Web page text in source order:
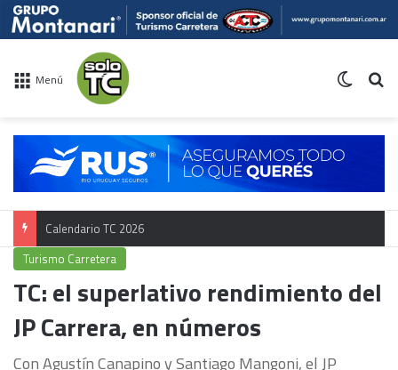
Menú
Calendario TC 2026
Turismo Carretera
TC: el superlativo rendimiento del
JP Carrera, en números
Con Agustín Canapino y Santiago Mangoni, el JP